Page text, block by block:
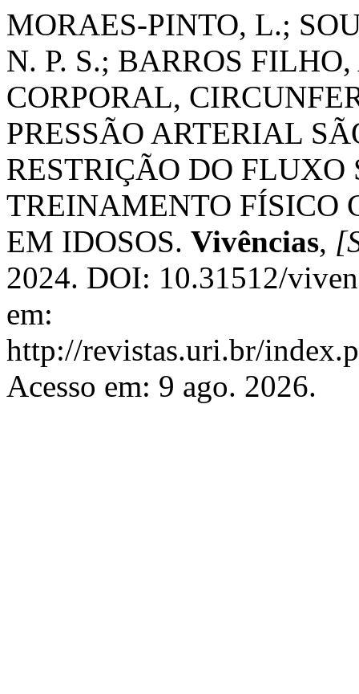
MORAES-PINTO, L.;
N. P. S.; BARROS
CORPORAL,
PRESSÃO ARTERIAL
RESTRIÇÃO DO FLUXO
TREINAMENTO FÍSICO
EM IDOSOS. Vivências,
2024. DOI: 10.31512/
em:
http://revistas.uri.br/
Acesso em: 9 ago. 2026.